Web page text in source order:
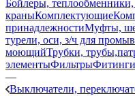
Бойлеры,
краныКомплектующие
принадлежностиМуфты,
турели, оси, з/ч для
моющийТрубки,
элементыФильтрыФитинги
—
Выключатели,